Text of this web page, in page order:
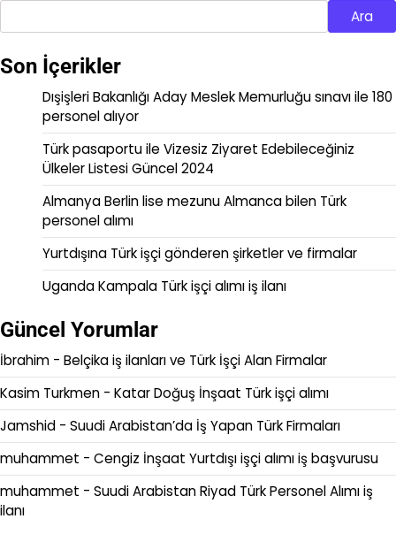
Ara
Son İçerikler
Dışişleri Bakanlığı Aday Meslek Memurluğu sınavı ile 180
personel alıyor
Türk pasaportu ile Vizesiz Ziyaret Edebileceğiniz
Ülkeler Listesi Güncel 2024
Almanya Berlin lise mezunu Almanca bilen Türk
personel alımı
Yurtdışına Türk işçi gönderen şirketler ve firmalar
Uganda Kampala Türk işçi alımı iş ilanı
Güncel Yorumlar
İbrahim - Belçika iş ilanları ve Türk İşçi Alan Firmalar
Kasim Turkmen - Katar Doğuş İnşaat Türk işçi alımı
Jamshid - Suudi Arabistan’da İş Yapan Türk Firmaları
muhammet - Cengiz İnşaat Yurtdışı işçi alımı iş başvurusu
muhammet - Suudi Arabistan Riyad Türk Personel Alımı iş
ilanı